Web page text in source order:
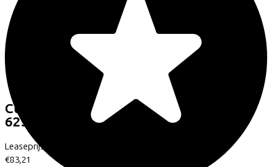
Cube
SUPREME HYBRID DELUXE PRO
625
Leaseprijs p/m vanaf
€83,21